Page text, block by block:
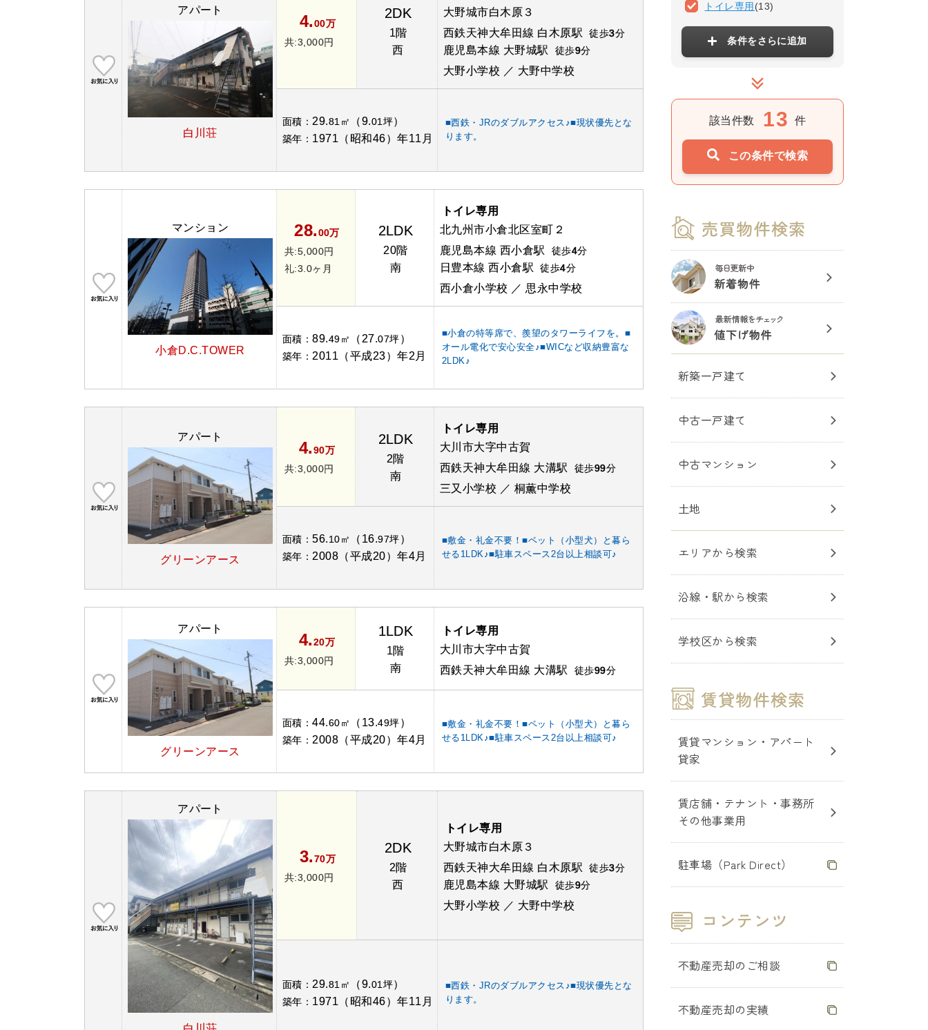
アパート
白川荘
4.00万
共:3,000円
2DK
1階
西
大野城市白木原３
西鉄天神大牟田線 白木原駅 徒歩3分
鹿児島本線 大野城駅 徒歩9分
大野小学校 ／ 大野中学校
面積： 29.81㎡ （9.01坪）
築年： 1971（昭和46）年11月
■西鉄・JRのダブルアクセス♪■現状優先とな
ります。
マンション
小倉D.C.TOWER
28.00万
共:5,000円
礼:3.0ヶ月
2LDK
20階
南
トイレ専用
北九州市小倉北区室町２
鹿児島本線 西小倉駅
徒歩4分
日豊本線 西小倉駅 徒歩4分
西小倉小学校 ／ 思永中学校
面積：89.49㎡ （27.07坪）
築年： 2011（平成23）年2月
■小倉の特等席で、羨望のタワーライフを。■
オール電化で安心安全♪■WICなど収納豊富な
2LDK♪
アパート
グリーンアース
4.90万
共:3,000円
2LDK
2階
南
トイレ専用
大川市大字中古賀
西鉄天神大牟田線 大溝駅
徒歩99分
三又小学校 ／ 桐薫中学校
面積：56.10㎡ （16.97坪）
築年： 2008（平成20）年4月
■敷金・礼金不要！■ペット（小型犬）と暮ら
せる1LDK♪■駐車スペース2台以上相談可♪
アパート
グリーンアース
4.20万
共:3,000円
1LDK
1階
南
トイレ専用
大川市大字中古賀
西鉄天神大牟田線 大溝駅
徒歩99分
面積：44.60㎡ （13.49坪）
築年： 2008（平成20）年4月
■敷金・礼金不要！■ペット（小型犬）と暮ら
せる1LDK♪■駐車スペース2台以上相談可♪
アパート
3.70万
共:3,000円
2DK
2階
西
トイレ専用
大野城市白木原３
西鉄天神大牟田線 白木原駅 徒歩3分
鹿児島本線 大野城駅 徒歩9分
大野小学校 ／ 大野中学校
面積： 29.81㎡ （9.01坪）
築年： 1971（昭和46）年11月
■西鉄・JRのダブルアクセス♪■現状優先とな
ります。
トイレ専用 (13)
条件をさらに追加
該当件数 13 件
この条件で検索
新築一戸建て
中古一戸建て
中古マンション
土地
エリアから検索
沿線・駅から検索
学校区から検索
賃貸マンション・アパート
貸家
賃店舗・テナント・事務所
その他事業用
駐車場（Park Direct）
不動産売却のご相談
不動産売却の実績